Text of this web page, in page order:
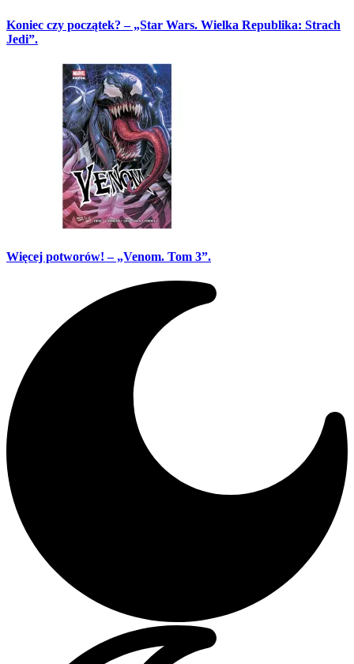
Koniec czy początek? – „Star Wars. Wielka Republika: Strach
Jedi”.
Więcej potworów! – „Venom. Tom 3”.